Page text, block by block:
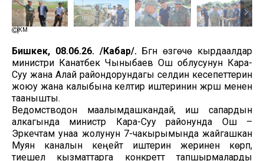
ӨКМ
Бишкек, 08.06.26. /Кабар/.Бүгүн өзгөчө кырдаалдар
министри Канатбек Чыныбаев Ош облусунун Кара-
Суу жана Алай райондорундагы селдин кесепеттерин
жоюу жана калыбына келтирүү иштеринин жүрүшү менен
таанышты.
Ведомстводон маалымдашкандай, иш сапардын
алкагында министр Кара-Суу районунда Ош –
Эркечтам унаа жолунун 7-чакырымында жайгашкан
Муян каналын кеңейтүү иштерин жеринен көрүп,
тиешелүү кызматтарга конкреттүү тапшырмаларды